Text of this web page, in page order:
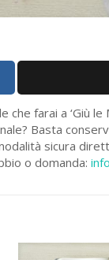
farai a ‘Giù
Basta
sicura
o domanda: